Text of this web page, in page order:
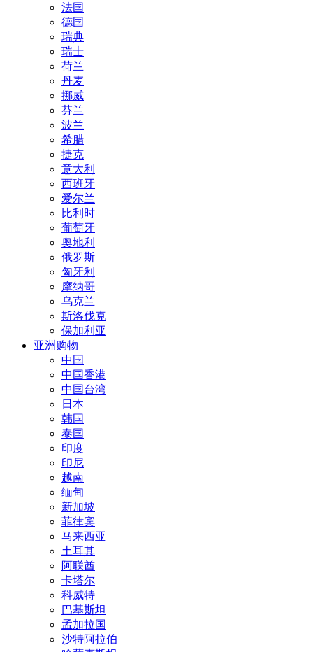
法国
德国
瑞典
瑞士
荷兰
丹麦
挪威
芬兰
波兰
希腊
捷克
意大利
西班牙
爱尔兰
比利时
葡萄牙
奥地利
俄罗斯
匈牙利
摩纳哥
乌克兰
斯洛伐克
保加利亚
亚洲购物
中国
中国香港
中国台湾
日本
韩国
泰国
印度
印尼
越南
缅甸
新加坡
菲律宾
马来西亚
土耳其
阿联酋
卡塔尔
科威特
巴基斯坦
孟加拉国
沙特阿拉伯